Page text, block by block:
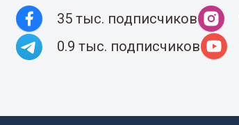
35 тыс. подписчиков
0.9 тыс. подписчиков